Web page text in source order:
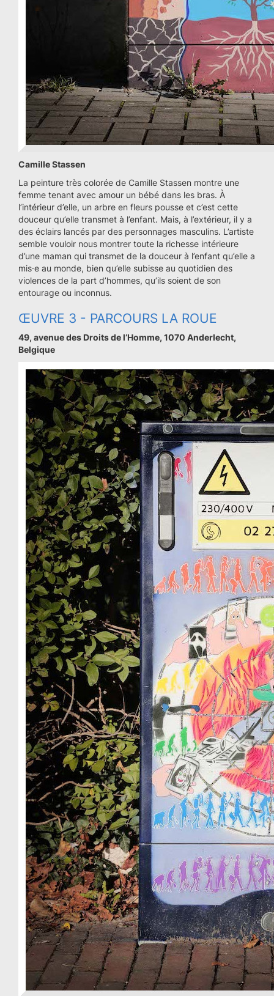
Camille Stassen
La peinture très colorée de Camille Stassen montre une
femme tenant avec amour un bébé dans les bras. À
l’intérieur d’elle, un arbre en fleurs pousse et c’est cette
douceur qu’elle transmet à l’enfant. Mais, à l’extérieur, il y a
des éclairs lancés par des personnages masculins. L’artiste
semble vouloir nous montrer toute la richesse intérieure
d’une maman qui transmet de la douceur à l’enfant qu’elle a
mis·e au monde, bien qu’elle subisse au quotidien des
violences de la part d’hommes, qu’ils soient de son
entourage ou inconnus.
ŒUVRE 3 - PARCOURS LA ROUE
49, avenue des Droits de l’Homme, 1070 Anderlecht,
Belgique